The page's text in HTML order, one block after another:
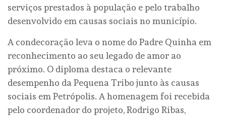
serviços prestados à população e pelo trabalho
desenvolvido em causas sociais no município.
A condecoração leva o nome do Padre Quinha em
reconhecimento ao seu legado de amor ao
próximo. O diploma destaca o relevante
desempenho da Pequena Tribo junto às causas
sociais em Petrópolis. A homenagem foi recebida
pelo coordenador do projeto, Rodrigo Ribas,